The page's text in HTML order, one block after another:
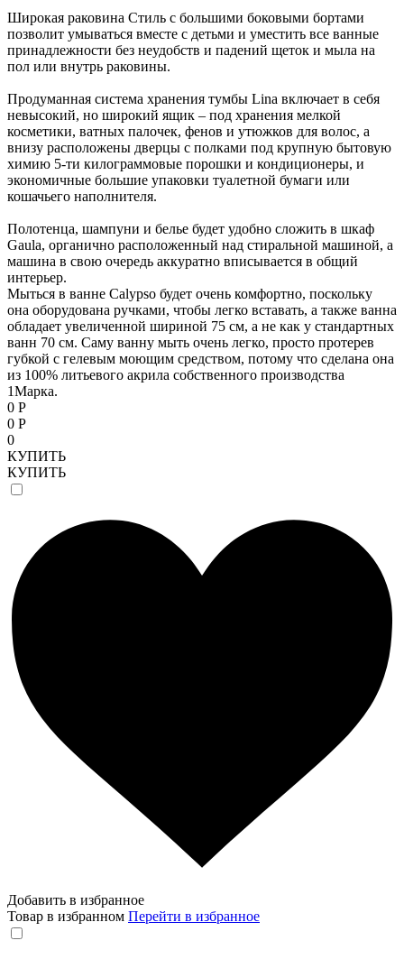
Широкая раковина Стиль с большими боковыми бортами
позволит умываться вместе с детьми и уместить все ванные
принадлежности без неудобств и падений щеток и мыла на
пол или внутрь раковины.
Продуманная система хранения тумбы Lina включает в себя
невысокий, но широкий ящик – под хранения мелкой
косметики, ватных палочек, фенов и утюжков для волос, а
внизу расположены дверцы с полками под крупную бытовую
химию 5-ти килограммовые порошки и кондиционеры, и
экономичные большие упаковки туалетной бумаги или
кошачьего наполнителя.
Полотенца, шампуни и белье будет удобно сложить в шкаф
Gaula, органично расположенный над стиральной машиной, а
машина в свою очередь аккуратно вписывается в общий
интерьер.
Мыться в ванне Calypso будет очень комфортно, поскольку
она оборудована ручками, чтобы легко вставать, а также ванна
обладает увеличенной шириной 75 см, а не как у стандартных
ванн 70 см. Саму ванну мыть очень легко, просто протерев
губкой с гелевым моющим средством, потому что сделана она
из 100% литьевого акрила собственного производства
1Марка.
0 Р
0 Р
0
КУПИТЬ
КУПИТЬ
Добавить в избранное
Товар в избранном Перейти в избранное